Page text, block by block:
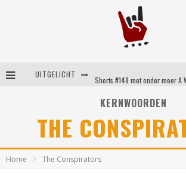
UITGELICHT
KERNWOORDEN
THE
Home The Conspirators